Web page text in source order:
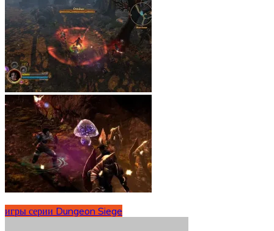
игры серии Dungeon Siege